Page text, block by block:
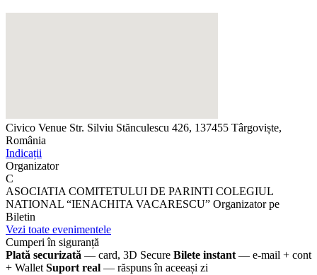
Civico Venue Str. Silviu Stănculescu 426, 137455 Târgoviște,
România
Indicații
Organizator
C
ASOCIATIA COMITETULUI DE PARINTI COLEGIUL
NATIONAL “IENACHITA VACARESCU” Organizator pe
Biletin
Vezi toate evenimentele
Cumperi în siguranță
Plată securizată — card, 3D Secure Bilete instant — e-mail + cont
+ Wallet Suport real — răspuns în aceeași zi